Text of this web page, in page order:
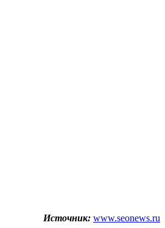
Источник: www.seonews.ru